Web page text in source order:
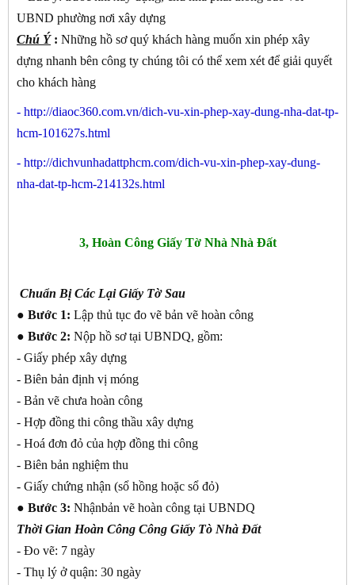
UBND phường nơi xây dựng
Chú Ý : Những hồ sơ quý khách hàng muốn xin phép xây
dựng nhanh bên công ty chúng tôi có thể xem xét để giải quyết
cho khách hàng
- http://diaoc360.com.vn/dich-vu-xin-phep-xay-dung-nha-dat-tp-
hcm-101627s.html
- http://dichvunhadattphcm.com/dich-vu-xin-phep-xay-dung-
nha-dat-tp-hcm-214132s.html
3, Hoàn Công Giấy Tờ Nhà Nhà Đất
Chuẩn Bị Các Lại Giấy Tờ Sau
● Bước 1: Lập thủ tục đo vẽ bản vẽ hoàn công
● Bước 2: Nộp hồ sơ tại UBNDQ, gồm:
- Giấy phép xây dựng
- Biên bản định vị móng
- Bản vẽ chưa hoàn công
- Hợp đồng thi công thầu xây dựng
- Hoá đơn đỏ của hợp đồng thi công
- Biên bản nghiệm thu
- Giấy chứng nhận (sổ hồng hoặc sổ đỏ)
● Bước 3: Nhậnbản vẽ hoàn công tại UBNDQ
Thời Gian Hoàn Công Công Giấy Tò Nhà Đất
- Đo vẽ: 7 ngày
- Thụ lý ở quận: 30 ngày